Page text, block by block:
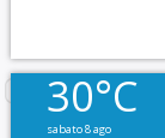
30°C
sabato 8 ago